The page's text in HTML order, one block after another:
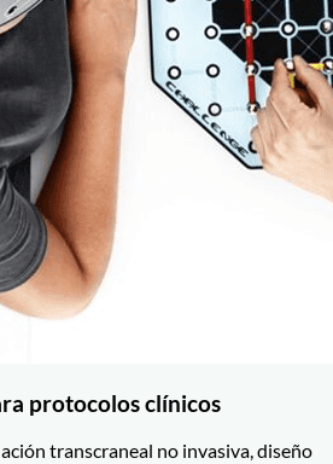
protocolos clínicos
transcraneal no invasiva, diseño